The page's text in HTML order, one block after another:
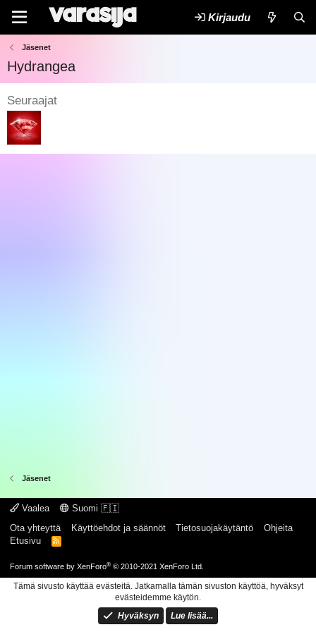
Kirjaudu
Jäsenet
Hydrangea
Seuraajat
Jäsenet
Vaalea
Suomi 🇫🇮
Ota yhteyttä
Käyttöehdot ja säännöt Tietosuojakäytäntö
Ohjeita
Etusivu
R
Forum software by XenForo® © 2010-2021 XenForo Ltd.
Tämä sivusto käyttää evästeitä. Jatkamalla tämän sivuston käyttöä, hyväksyt
evästeidemme käytön.
Hyväksyn
Lue lisää...